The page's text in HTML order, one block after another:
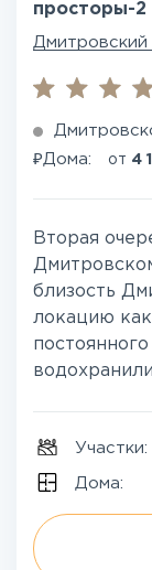
просторы-2
Дмитровский
₽Дома: от 4
Вторая
близость
локацию
Участки:
Дома: